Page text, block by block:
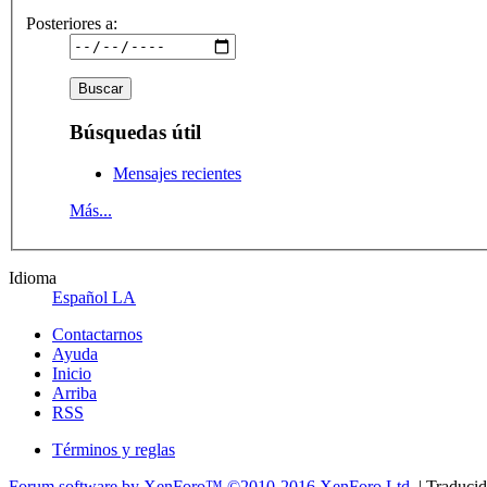
Posteriores a:
Búsquedas útil
Mensajes recientes
Más...
Idioma
Español LA
Contactarnos
Ayuda
Inicio
Arriba
RSS
Términos y reglas